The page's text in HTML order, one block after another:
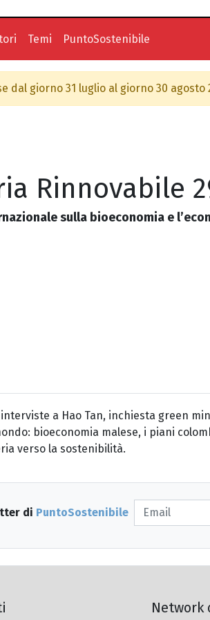
Temi PuntoSostenibile
dal giorno 31 luglio al giorno 30 agosto
Rinnovabile
sulla bioeconomia e
a Hao Tan, inchiesta green
bioeconomia malese, i piani
verso la sostenibilità.
di PuntoSostenibile
Network